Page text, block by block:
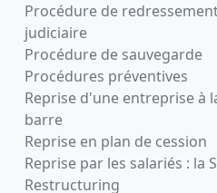
Procédure de
judiciaire
Procédure de sauvegarde
Procédures préventives
Reprise d'une entreprise à
barre
Reprise en plan de cession
Reprise par les salariés : la
Restructuring